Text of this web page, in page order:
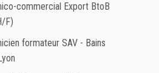
commercial Export BtoB
F)
formateur SAV - Bains